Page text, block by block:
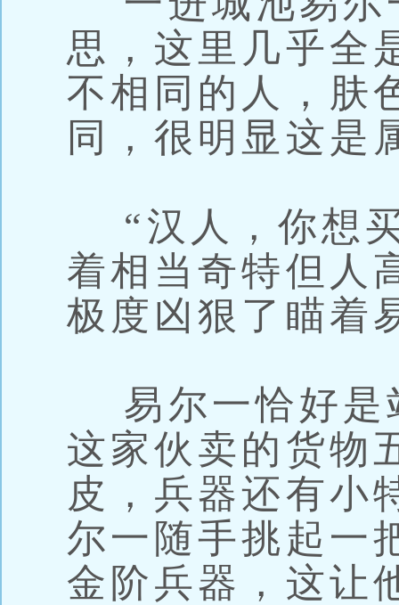
思，这里几乎全
不相同的人，肤
同，很明显这是
“汉人，你想
着相当奇特但人
极度凶狠了瞄着
易尔一恰好是
这家伙卖的货物
皮，兵器还有小
尔一随手挑起一
金阶兵器，这让